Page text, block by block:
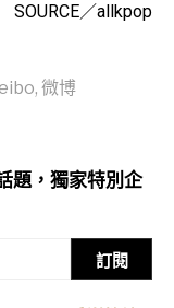
SOURCE／allkpop
, 微博
題，獨家特別企
訂閱